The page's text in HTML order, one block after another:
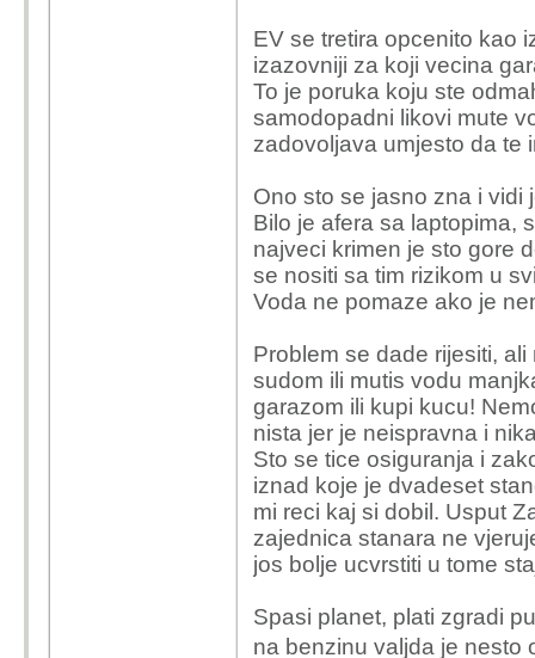
EV se tretira opcenito kao
izazovniji za koji vecina
To je poruka koju ste
samodopadni likovi mute
zadovoljava umjesto da te
Ono sto se jasno zna i vidi
Bilo je afera sa laptopima,
najveci krimen je sto gore
se nositi sa tim rizikom u
Voda ne pomaze ako je
Problem se dade rijesiti,
sudom ili mutis vodu
garazom ili kupi kucu!
nista jer je neispravna i
Sto se tice osiguranja i
iznad koje je dvadeset
mi reci kaj si dobil. Usput
zajednica stanara ne
jos bolje ucvrstiti u tome
Spasi planet, plati zgradi
na benzinu valjda je nesto